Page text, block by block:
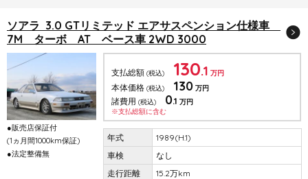
ソアラ 3.0 GTリミテッド エアサスペンション仕様車
7M ターボ AT ベース車 2WD 3000
●販売店保証付
(1ヵ月間1000km保証)
●法定整備無
支払総額 (税込) 130.1 万円
本体価格 (税込) 130 万円
諸費用 (税込) 0.1 万円
※支払総額に含む
1989(H.1)
なし
15.2万km